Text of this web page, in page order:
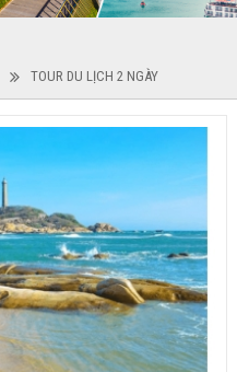
TOUR DU LỊCH 2 NGÀY